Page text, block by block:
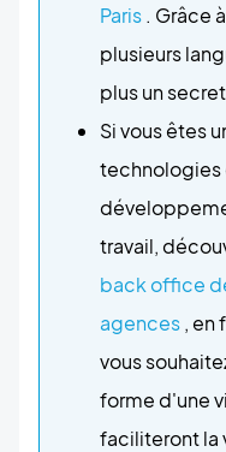
Paris . Grâce
plusieurs
plus un
Si vous êtes
technologies
travail,
back office
agences, en
vous
forme d'une
faciliteront la